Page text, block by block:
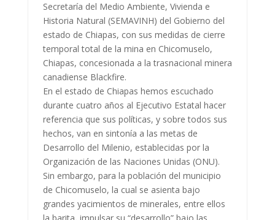
Secretaría del Medio Ambiente, Vivienda e
Historia Natural (SEMAVINH) del Gobierno del
estado de Chiapas, con sus medidas de cierre
temporal total de la mina en Chicomuselo,
Chiapas, concesionada a la trasnacional minera
canadiense Blackfire.
En el estado de Chiapas hemos escuchado
durante cuatro años al Ejecutivo Estatal hacer
referencia que sus políticas, y sobre todos sus
hechos, van en sintonía a las metas de
Desarrollo del Milenio, establecidas por la
Organización de las Naciones Unidas (ONU).
Sin embargo, para la población del municipio
de Chicomuselo, la cual se asienta bajo
grandes yacimientos de minerales, entre ellos